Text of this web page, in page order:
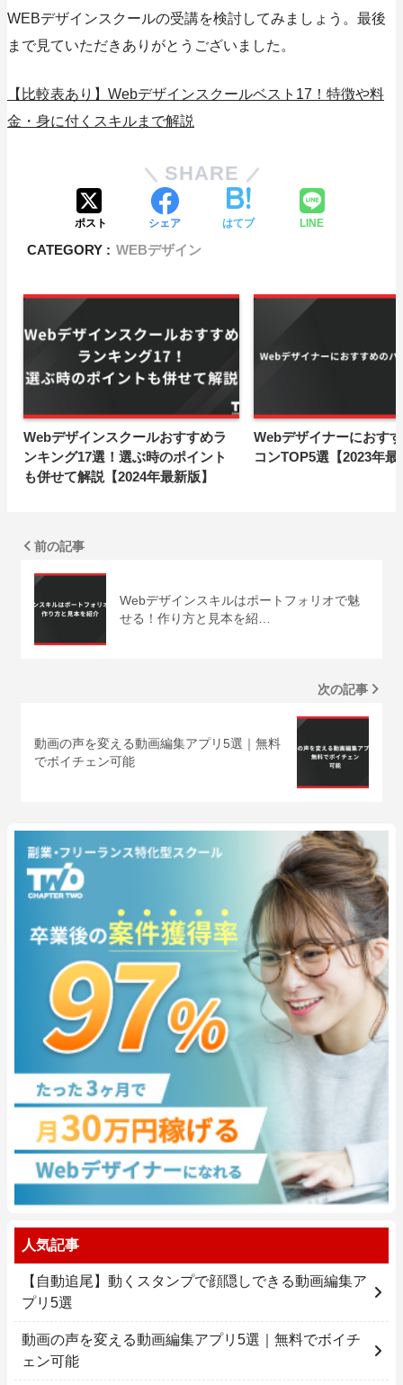
WEBデザインスクールの受講を検討してみましょう。最後
まで見ていただきありがとうございました。
【比較表あり】Webデザインスクールベスト17！特徴や料
金・身に付くスキルまで解説
SHARE
ポスト シェア はてブ LINE
CATEGORY : WEBデザイン
Webデザインスクールおすすめラ
ンキング17選！選ぶ時のポイント
も併せて解説【2024年最新版】
Webデザイナーにおす
コンTOP5選【2023年最
前の記事
Webデザインスキルはポートフォリオで魅
せる！作り方と見本を紹…
次の記事
動画の声を変える動画編集アプリ5選｜無料
でボイチェン可能
人気記事
【自動追尾】動くスタンプで顔隠しできる動画編集ア
プリ5選
動画の声を変える動画編集アプリ5選｜無料でボイチ
ェン可能